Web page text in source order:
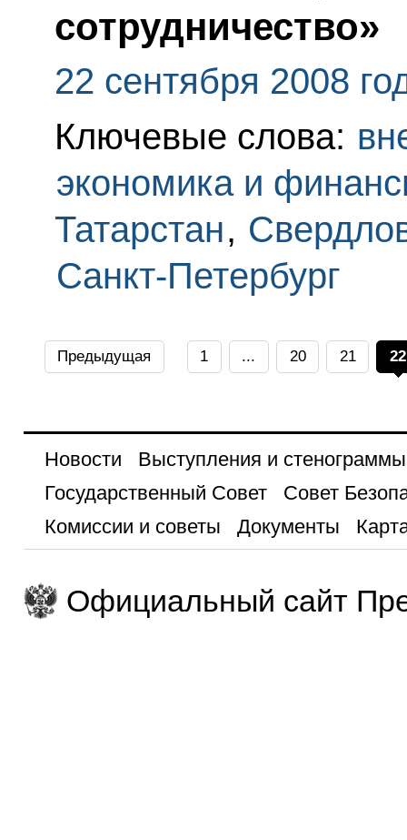
сотрудничество»
22 сентября 2008
Ключевые слова:
экономика и
Татарстан,
Санкт-Петербург
Предыдущая 1 ... 20 21 22
Новости
Выступления и стенограммы
Государственный Совет
Совет
Комиссии и советы
Документы
Официальный сайт